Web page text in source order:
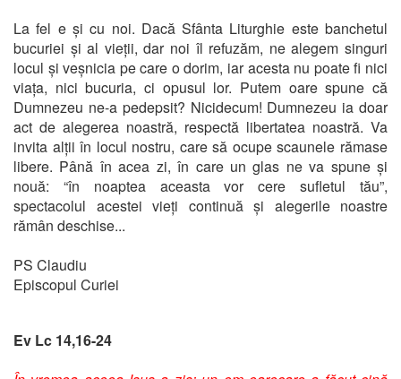
La fel e și cu noi. Dacă Sfânta Liturghie este banchetul
bucuriei și al vieții, dar noi îl refuzăm, ne alegem singuri
locul și veșnicia pe care o dorim, iar acesta nu poate fi nici
viața, nici bucuria, ci opusul lor. Putem oare spune că
Dumnezeu ne-a pedepsit? Nicidecum! Dumnezeu ia doar
act de alegerea noastră, respectă libertatea noastră. Va
invita alții în locul nostru, care să ocupe scaunele rămase
libere. Până în acea zi, în care un glas ne va spune și
nouă: “în noaptea aceasta vor cere sufletul tău”,
spectacolul acestei vieți continuă și alegerile noastre
rămân deschise...
PS Claudiu
Episcopul Curiei
Ev Lc 14,16-24